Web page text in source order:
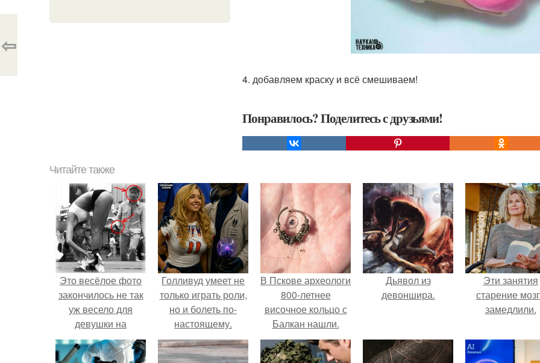
4. добавляем краску и всё смешиваем!
Понравилось? Поделитесь с друзьями!
⇦
Читайте также
Это весёлое фото
закончилось не так
уж весело для
девушки на
переднем плане.
Голливуд умеет не
только играть роли,
но и болеть по-
настоящему.
В Пскове археологи
800-летнее
височное кольцо с
Балкан нашли.
Дьявол из
девоншира.
Эти занятия
старение
замедлили.